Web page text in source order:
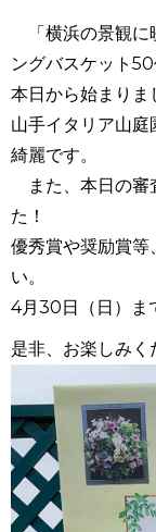
「横浜の景観に
ングバスケット 50
本日から始まりま
山手イタリア山
綺麗です。
また、本日の審
た！
優秀賞や奨励賞等
い。
4月30日（日）ま
是非、お楽しみく